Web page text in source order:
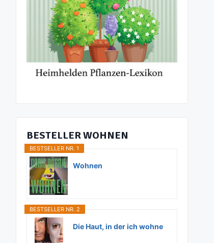
BESTELLER WOHNEN
BESTSELLER NR. 1
Wohnen
BESTSELLER NR. 2
Die Haut, in der ich wohne